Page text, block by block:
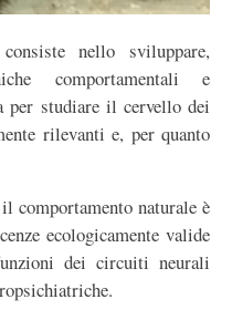
nello sviluppare,
comportamentali e
per studiare il cervello dei
rilevanti e, per quanto
comportamento naturale è
ecologicamente valide
dei circuiti neurali